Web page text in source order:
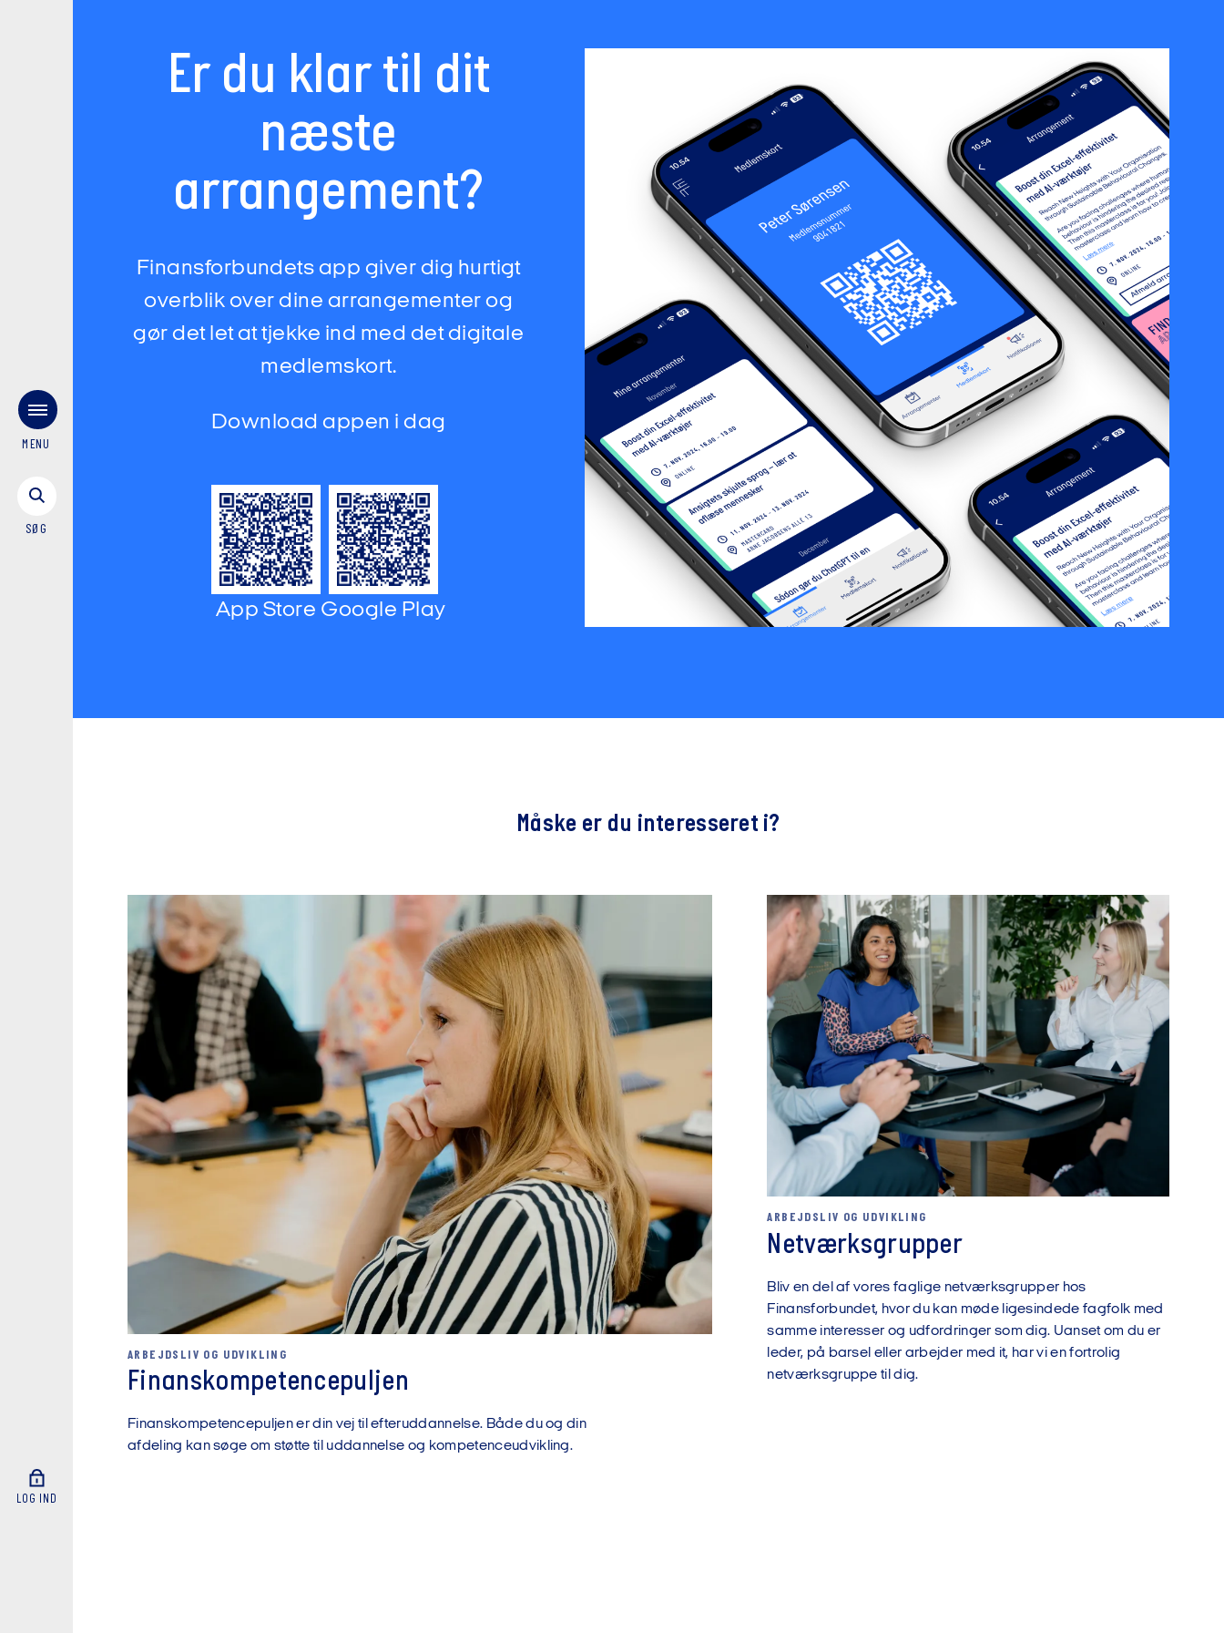
MENU
SØG
LOG IND
Er du klar til dit
næste
arrangement?
Finansforbundets app giver dig hurtigt
overblik over dine arrangementer og
gør det let at tjekke ind med det digitale
medlemskort.
Download appen i dag
App Store Google Play
Måske er du interesseret i?
ARBEJDSLIV OG UDVIKLING
Finanskompetencepuljen
Finanskompetencepuljen er din vej til efteruddannelse. Både du og din
afdeling kan søge om støtte til uddannelse og kompetenceudvikling.
ARBEJDSLIV OG UDVIKLING
Netværksgrupper
Bliv en del af vores faglige netværksgrupper hos
Finansforbundet, hvor du kan møde ligesindede fagfolk med
samme interesser og udfordringer som dig. Uanset om du er
leder, på barsel eller arbejder med it, har vi en fortrolig
netværksgruppe til dig.